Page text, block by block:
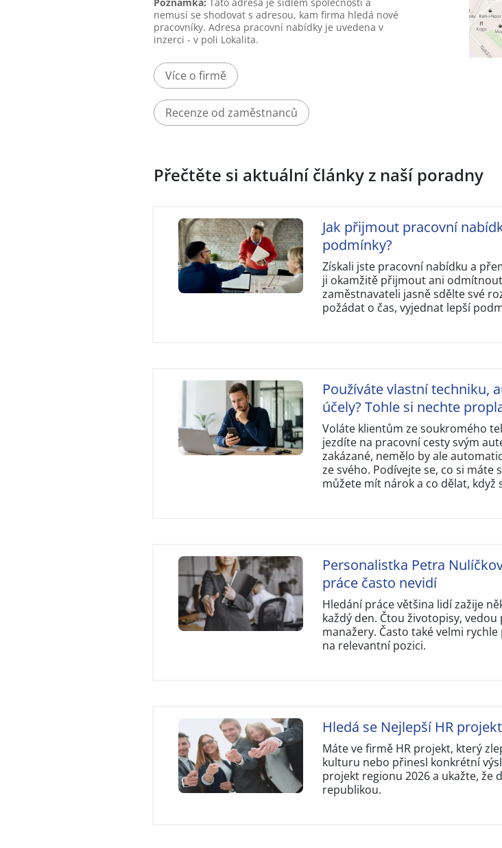
nemusí se shodovat s adresou, kam firma hledá nové
pracovníky. Adresa pracovní nabídky je uvedena v
inzerci - v poli Lokalita.
Více o firmě
Recenze od zaměstnanců
Přečtěte si aktuální články z naší poradny
Jak přijmout pracovní
podmínky?
Získali jste pracovní nabídku a
ji okamžitě přijmout ani
zaměstnavateli jasně sdělte své
požádat o čas, vyjednat lepší
Používáte vlastní techniku,
účely? Tohle si nechte
Voláte klientům ze soukromého
jezdíte na pracovní cesty svým
zakázané, nemělo by ale
ze svého. Podívejte se, co si
můžete mít nárok a co dělat, když
Personalistka Petra
práce často nevidí
Hledání práce většina lidí zažije
každý den. Čtou životopisy,
manažery. Často také velmi
na relevantní pozici.
Hledá se Nejlepší HR
Máte ve firmě HR projekt, který
kulturu nebo přinesl konkrétní
projekt regionu 2026 a ukažte, že
republikou.